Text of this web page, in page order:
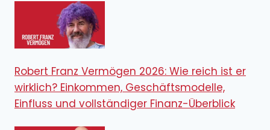
Robert Franz Vermögen 2026: Wie reich ist er
wirklich? Einkommen, Geschäftsmodelle,
Einfluss und vollständiger Finanz-Überblick